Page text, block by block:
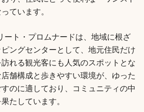
ています。
ト・プロムナードは、地域に根ざ
ングセンターとして、地元住民だけ
れる観光客にも人気のスポットとな
舗構成と歩きやすい環境が、ゆった
のに適しており、コミュニティの中
たしています。